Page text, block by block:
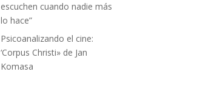
escuchen cuando nadie más
lo hace”
Psicoanalizando el cine:
‘Corpus Christi» de Jan
Komasa